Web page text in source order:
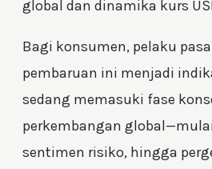
global dan dinamika kurs
Bagi konsumen, pelaku
pembaruan ini menjadi
sedang memasuki fase
perkembangan
sentimen risiko, hingga